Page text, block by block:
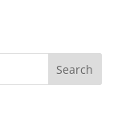
Search